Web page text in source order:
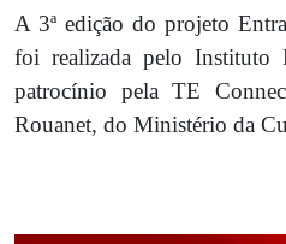
A 3ª edição do projeto
foi realizada pelo Instituto
patrocínio pela TE
Rouanet, do Ministério da